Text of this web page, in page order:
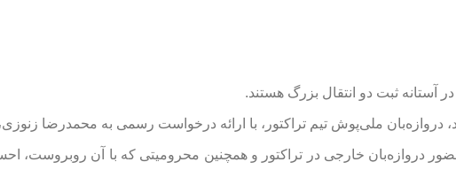
آستانه ثبت دو انتقال بزرگ هستند.
دروازه‌بان ملی‌پوش تیم تراکتور، با ارائه درخواست رسمی به محمدرضا
حضور دروازه‌بان خارجی در تراکتور و همچنین محرومیتی که با آن